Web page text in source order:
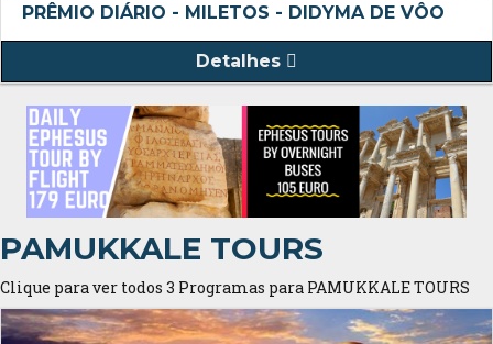
PRÊMIO DIÁRIO - MILETOS - DIDYMA DE VÔO
Detalhes
PAMUKKALE TOURS
Clique para ver todos 3 Programas para PAMUKKALE TOURS